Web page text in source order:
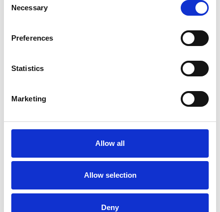
Selection
Necessary
Preferences
Statistics
Marketing
Allow all
Allow selection
Deny
spíše zhoršení,“ dodává na konec
Nino Altomonte.
Zdroj: Camic